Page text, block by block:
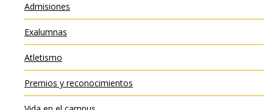
Admisiones
Exalumnas
Atletismo
Premios y reconocimientos